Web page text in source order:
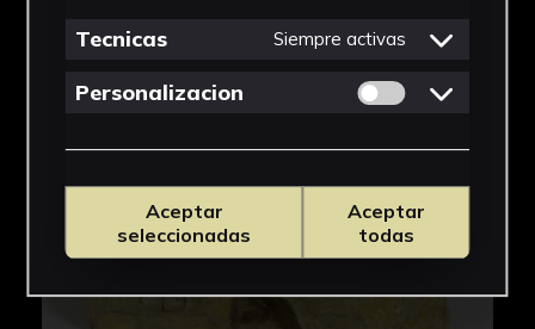
Tecnicas Siempre activas
Personalizacion Permitir cookies
Aceptar
seleccionadas
Aceptar
todas